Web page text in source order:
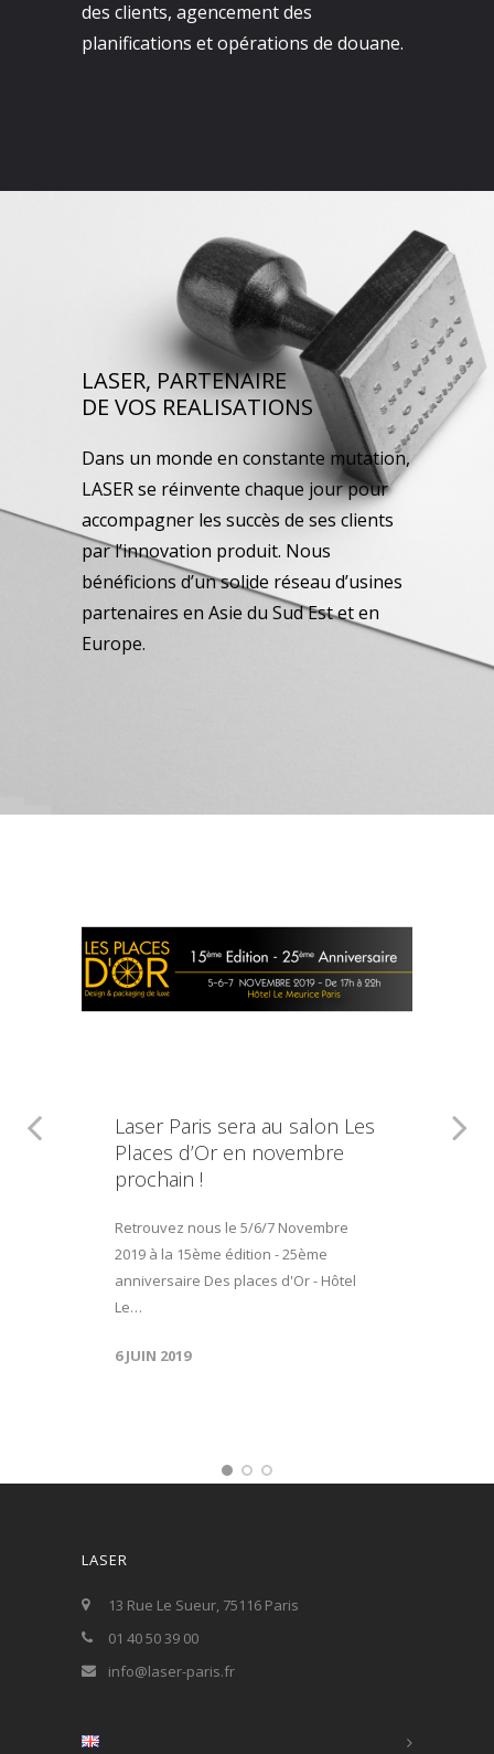
des clients, agencement des
planifications et opérations de douane.
LASER, PARTENAIRE
DE VOS REALISATIONS
Dans un monde en constante mutation,
LASER se réinvente chaque jour pour
accompagner les succès de ses clients
par l’innovation produit. Nous
bénéficions d’un solide réseau d’usines
partenaires en Asie du Sud Est et en
Europe.
Laser Paris sera au salon Les
Places d’Or en novembre
prochain !
Retrouvez nous le 5/6/7 Novembre
2019 à la 15ème édition - 25ème
anniversaire Des places d'Or - Hôtel
Le…
6 JUIN 2019
LASER
13 Rue Le Sueur, 75116 Paris
01 40 50 39 00
info@laser-paris.fr